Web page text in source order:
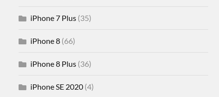
iPhone 7 Plus (35)
iPhone 8 (66)
iPhone 8 Plus (36)
iPhone SE 2020 (4)